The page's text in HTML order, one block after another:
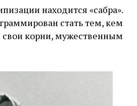
находится «сабра».
стать тем, кем
корни, мужественным